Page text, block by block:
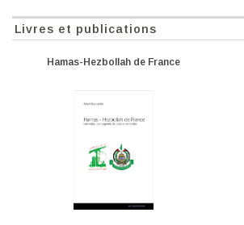
Livres et publications
Hamas-Hezbollah de France